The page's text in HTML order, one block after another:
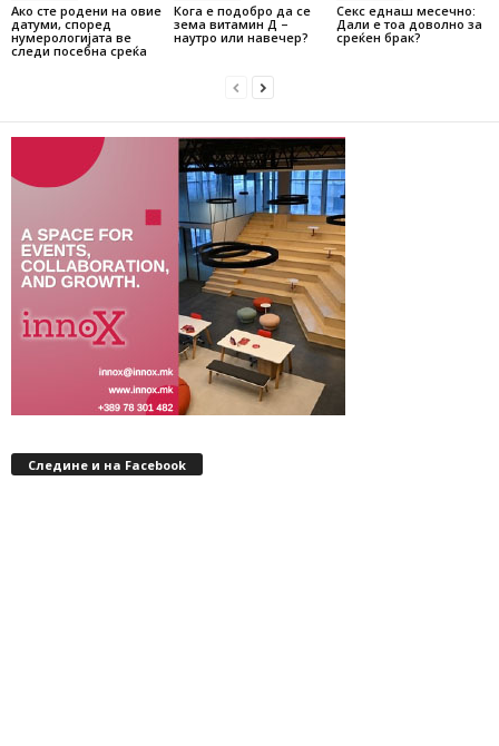
Ако сте родени на овие
датуми, според
нумерологијата ве
следи посебна среќа
Кога е подобро да се
зема витамин Д –
наутро или навечер?
Секс еднаш месечно:
Дали е тоа доволно за
среќен брак?
Следине и на Facebook